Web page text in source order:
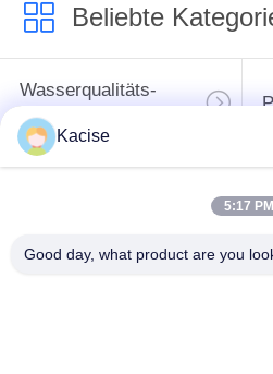
Beliebte
Wasserqualitäts-
Sensor
Kacise
5:17 PM
Good day, what product are you